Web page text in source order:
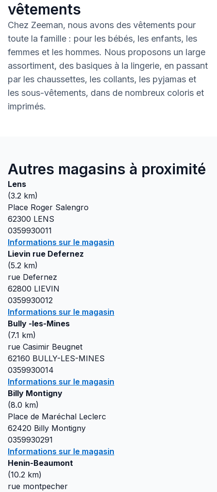
vêtements
Chez Zeeman, nous avons des vêtements pour
toute la famille : pour les bébés, les enfants, les
femmes et les hommes. Nous proposons un large
assortiment, des basiques à la lingerie, en passant
par les chaussettes, les collants, les pyjamas et
les sous-vêtements, dans de nombreux coloris et
imprimés.
Autres magasins à proximité
Lens
(3.2 km)
Place Roger Salengro
62300 LENS
0359930011
Informations sur le magasin
Lievin rue Defernez
(5.2 km)
rue Defernez
62800 LIEVIN
0359930012
Informations sur le magasin
Bully -les-Mines
(7.1 km)
rue Casimir Beugnet
62160 BULLY-LES-MINES
0359930014
Informations sur le magasin
Billy Montigny
(8.0 km)
Place de Maréchal Leclerc
62420 Billy Montigny
0359930291
Informations sur le magasin
Henin-Beaumont
(10.2 km)
rue montpecher